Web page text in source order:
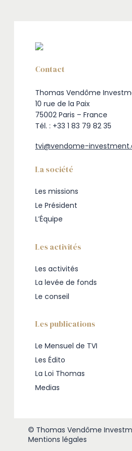
Contact
Thomas Vendôme
10 rue de la Paix
75002 Paris – France
Tél. : +33 1 83 79 82 35
tvi@vendome-
La société
Les missions
Le Président
L’Équipe
Les activités
Les activités
La levée de fonds
Le conseil
Les publications
Le Mensuel de TVI
Les Édito
La Loi Thomas
Medias
© Thomas Vendôme
Mentions légales